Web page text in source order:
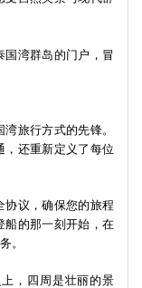
国湾群岛的门户，冒
旅行方式的先锋。
，还重新定义了每位
协议，确保您的旅程
船的那一刻开始，在
。
，四周是壮丽的景